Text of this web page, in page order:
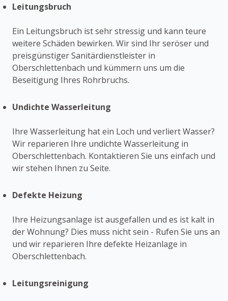
Leitungsbruch
Ein Leitungsbruch ist sehr stressig und kann teure
weitere Schäden bewirken. Wir sind Ihr seröser und
preisgünstiger Sanitärdienstleister in
Oberschlettenbach und kümmern uns um die
Beseitigung Ihres Rohrbruchs.
Undichte Wasserleitung
Ihre Wasserleitung hat ein Loch und verliert Wasser?
Wir reparieren Ihre undichte Wasserleitung in
Oberschlettenbach. Kontaktieren Sie uns einfach und
wir stehen Ihnen zu Seite.
Defekte Heizung
Ihre Heizungsanlage ist ausgefallen und es ist kalt in
der Wohnung? Dies muss nicht sein - Rufen Sie uns an
und wir reparieren Ihre defekte Heizanlage in
Oberschlettenbach.
Leitungsreinigung